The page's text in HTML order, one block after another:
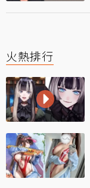
火熱排行